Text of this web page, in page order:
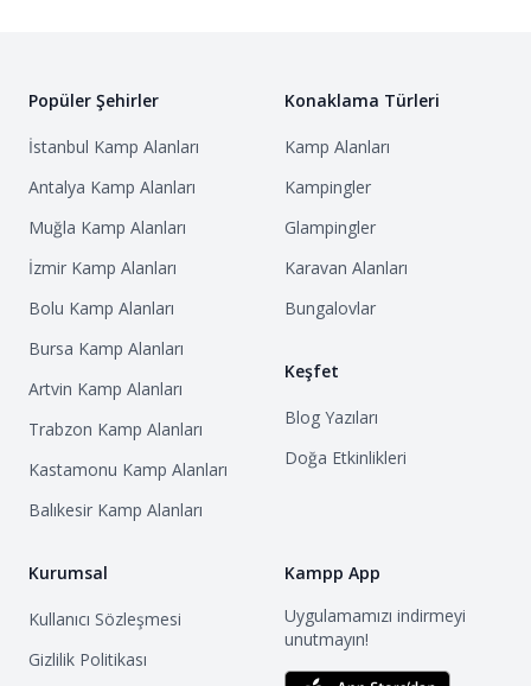
Popüler Şehirler
İstanbul Kamp Alanları
Antalya Kamp Alanları
Muğla Kamp Alanları
İzmir Kamp Alanları
Bolu Kamp Alanları
Bursa Kamp Alanları
Artvin Kamp Alanları
Trabzon Kamp Alanları
Kastamonu Kamp Alanları
Balıkesir Kamp Alanları
Konaklama Türleri
Kamp Alanları
Kampingler
Glampingler
Karavan Alanları
Bungalovlar
Keşfet
Blog Yazıları
Doğa Etkinlikleri
Kurumsal
Kullanıcı Sözleşmesi
Gizlilik Politikası
Kampp App
Uygulamamızı indirmeyi
unutmayın!